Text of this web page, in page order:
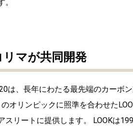
マが共同開発
は、長年にわたる最先端のカーボ
オリンピックに照準を合わせた
リートに提供します。
LOOKは